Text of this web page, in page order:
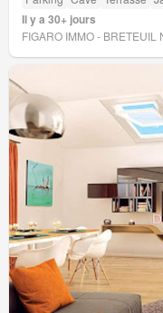
Il y a 30+ jours
FIGARO IMMO - BRETEUIL